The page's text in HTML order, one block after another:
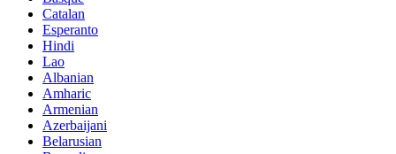
Catalan
Esperanto
Hindi
Lao
Albanian
Amharic
Armenian
Azerbaijani
Belarusian